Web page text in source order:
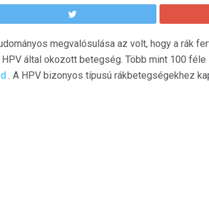
megvalósulása az volt, hogy a rák
által okozott betegség. Több mint 100
. A HPV bizonyos típusú rákbetegségekhez